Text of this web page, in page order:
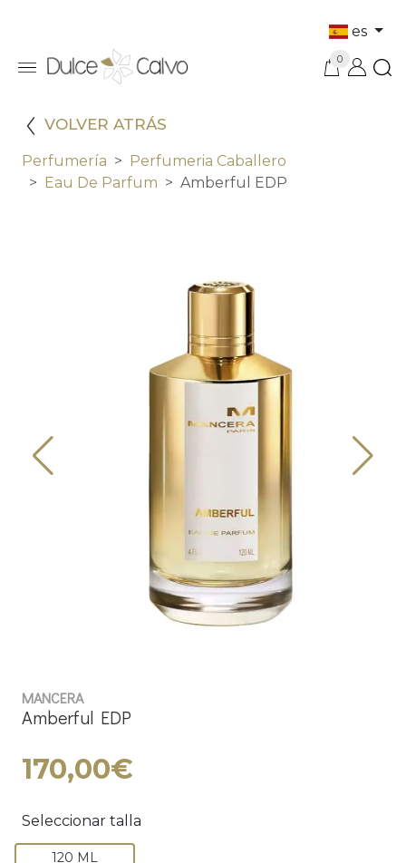
es
0
VOLVER ATRÁS
Perfumería
Perfumeria Caballero
Eau De Parfum
Amberful EDP
MANCERA
Amberful EDP
170,00€
Seleccionar talla
120 ML